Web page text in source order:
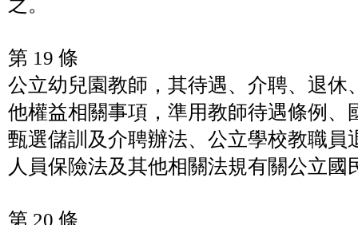
之。
第 19 條
公立幼兒園教師，其待遇、介聘、退休
他權益相關事項，準用教師待遇條例、
甄選儲訓及介聘辦法、公立學校教職員
人員保險法及其他相關法規有關公立國
第 20 條